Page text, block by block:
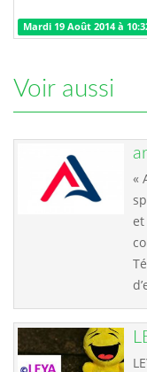
Mardi 19 Août 2014 à
Voir aussi
«